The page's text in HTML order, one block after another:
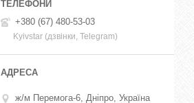
+380 (67) 480-53-03
Kyivstar (дзвінки, Telegram)
ж/м Перемога-6, Дніпро, Україна